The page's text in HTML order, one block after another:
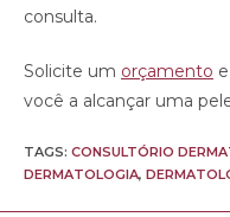
consulta.
Solicite um orçamento
você a alcançar uma
TAGS: CONSULTÓRIO
DERMATOLOGIA,